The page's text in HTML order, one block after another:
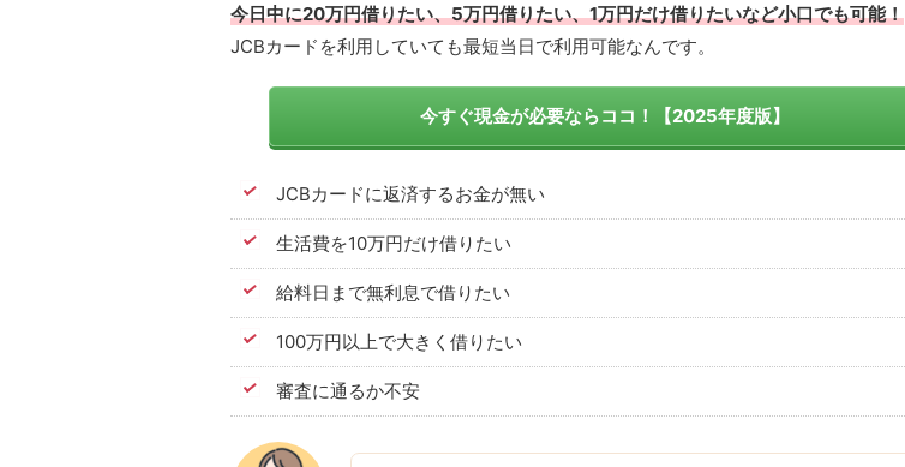
今日中に20万円借りたい、5万円借りたい、1万円だけ借りたいなど小口でも可能！
JCBカードを利用していても最短当日で利用可能なんです。
今すぐ現金が必要ならココ！【2025年度版】
JCBカードに返済するお金が無い
生活費を10万円だけ借りたい
給料日まで無利息で借りたい
100万円以上で大きく借りたい
審査に通るか不安